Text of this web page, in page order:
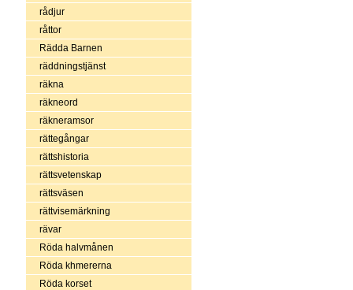
rådjur
råttor
Rädda Barnen
räddningstjänst
räkna
räkneord
räkneramsor
rättegångar
rättshistoria
rättsvetenskap
rättsväsen
rättvisemärkning
rävar
Röda halvmånen
Röda khmererna
Röda korset